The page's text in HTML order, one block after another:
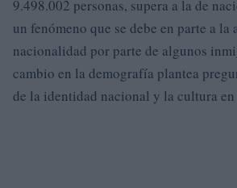
9.498.002 personas, supera a la de
un fenómeno que se debe en parte a
nacionalidad por parte de algunos
cambio en la demografía plantea
de la identidad nacional y la cultura en